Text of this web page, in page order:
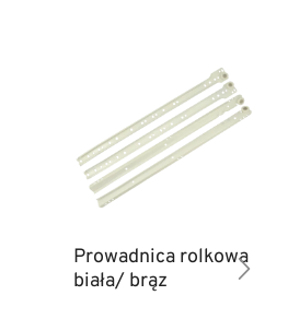
Prowadnica rolkowa
biała/ brąz